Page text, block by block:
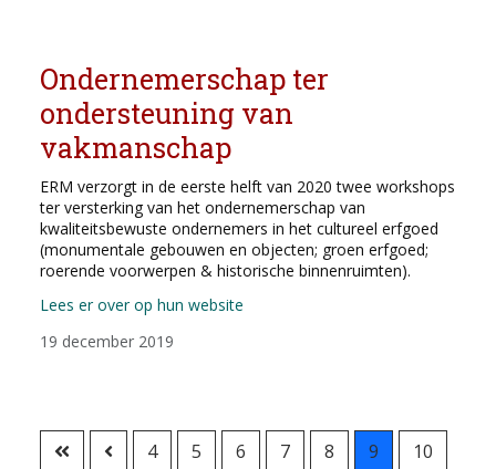
Ondernemerschap ter
ondersteuning van
vakmanschap
ERM verzorgt in de eerste helft van 2020 twee workshops
ter versterking van het ondernemerschap van
kwaliteitsbewuste ondernemers in het cultureel erfgoed
(monumentale gebouwen en objecten; groen erfgoed;
roerende voorwerpen & historische binnenruimten).
Lees er over op hun website
19 december 2019
4 5 6 7 8 9
10